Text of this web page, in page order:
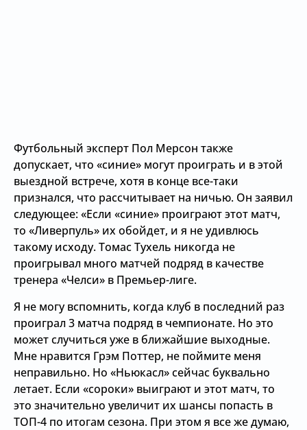
Футбольный эксперт Пол Мерсон также
допускает, что «синие» могут проиграть и в этой
выездной встрече, хотя в конце все-таки
признался, что рассчитывает на ничью. Он заявил
следующее: «Если «синие» проиграют этот матч,
то «Ливерпуль» их обойдет, и я не удивлюсь
такому исходу. Томас Тухель никогда не
проигрывал много матчей подряд в качестве
тренера «Челси» в Премьер-лиге.
Я не могу вспомнить, когда клуб в последний раз
проиграл 3 матча подряд в чемпионате. Но это
может случиться уже в ближайшие выходные.
Мне нравится Грэм Поттер, не поймите меня
неправильно. Но «Ньюкасл» сейчас буквально
летает. Если «сороки» выиграют и этот матч, то
это значительно увеличит их шансы попасть в
ТОП-4 по итогам сезона. При этом я все же думаю,